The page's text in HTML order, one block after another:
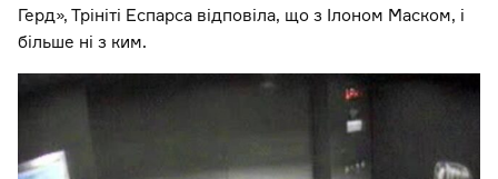
Герд», Трініті Еспарса відповіла, що з Ілоном Маском, і
більше ні з ким.